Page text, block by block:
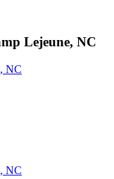
Lejeune, NC
NC
NC